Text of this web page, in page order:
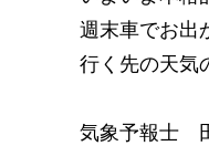
週末車でお出
行く先の天気
気象予報士